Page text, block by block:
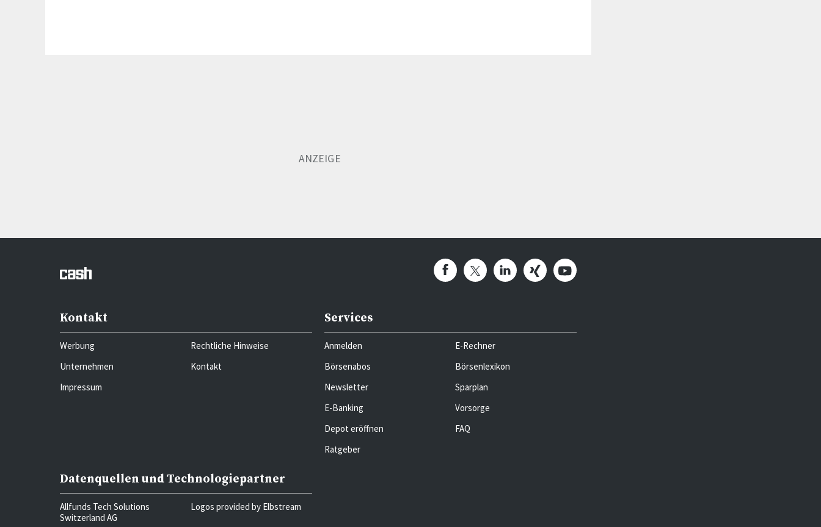
Kontakt
Werbung
Unternehmen
Impressum
Rechtliche Hinweise
Kontakt
Services
Anmelden
Börsenabos
Newsletter
E-Banking
Depot eröffnen
Ratgeber
E-Rechner
Börsenlexikon
Sparplan
Vorsorge
FAQ
Datenquellen und Technologiepartner
Allfunds Tech Solutions
Switzerland AG
Logos provided by Elbstream